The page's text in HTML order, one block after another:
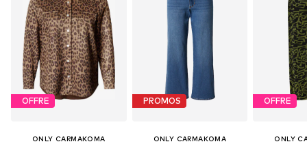
OFFRE
ONLY CARMAKOMA
PROMOS
ONLY CARMAKOMA
OFFRE
ONLY